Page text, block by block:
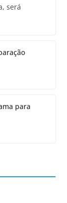
será
para